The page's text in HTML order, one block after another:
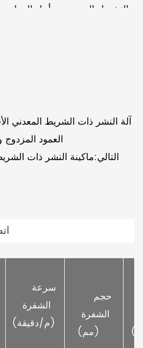
والتشغيل اليدوي من أجل
العمود
التالي:ماكينة النشر ذات
الشفرة
(م/دقيقة)
الشفرة